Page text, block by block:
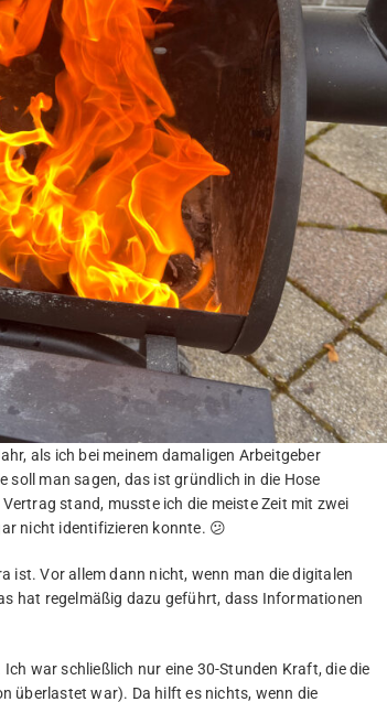
als ich bei meinem damaligen Arbeitgeber
soll man sagen, das ist gründlich in die Hose
stand, musste ich die meiste Zeit mit zwei
nicht identifizieren konnte. 😕
ist. Vor allem dann nicht, wenn man die digitalen
hat regelmäßig dazu geführt, dass Informationen
war schließlich nur eine 30-Stunden Kraft, die die
überlastet war). Da hilft es nichts, wenn die